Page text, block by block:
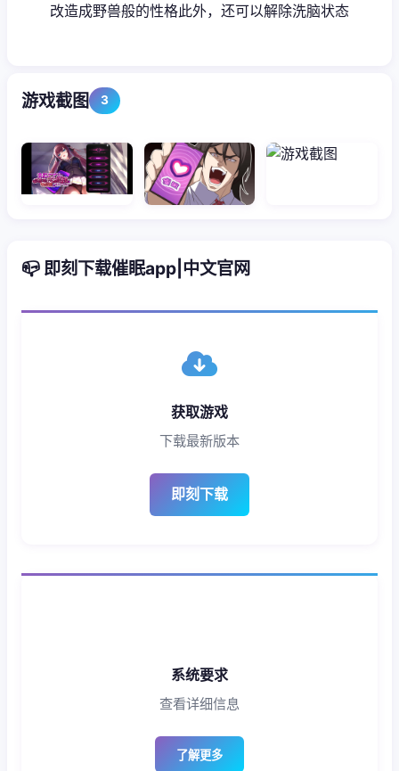
改造成野兽般的性格此外，还可以解除洗脑状态
游戏截图 3
📪 即刻下载催眠app|中文官网
获取游戏
下载最新版本
即刻下载
系统要求
查看详细信息
了解更多